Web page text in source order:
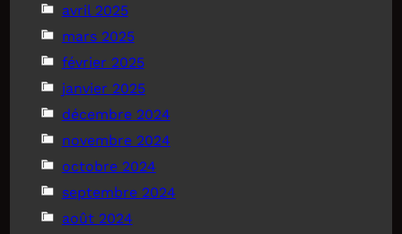
avril 2025
mars 2025
février 2025
janvier 2025
décembre 2024
novembre 2024
octobre 2024
septembre 2024
août 2024